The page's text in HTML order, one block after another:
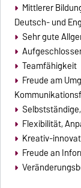
Mittlerer
Deutsch- und
Sehr gute
Teamfähigkeit
Freude am
Flexibilität,
Kreativ-
Freude an